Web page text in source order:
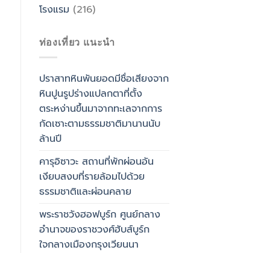
โรงแรม (216)
ท่องเที่ยว แนะนำ
ปราสาทหินพันยอดมีชื่อเสียงจาก
หินปูนรูปร่างแปลกตาที่ตั้ง
ตระหง่านขึ้นมาจากทะเลจากการ
กัดเซาะตามธรรมชาติมานานนับ
ล้านปี
คารุอิซาวะ สถานที่พักผ่อนอัน
เงียบสงบที่รายล้อมไปด้วย
ธรรมชาติและผ่อนคลาย
พระราชวังฮอฟบูร์ก ศูนย์กลาง
อำนาจของราชวงศ์ฮับส์บูร์ก
ใจกลางเมืองกรุงเวียนนา